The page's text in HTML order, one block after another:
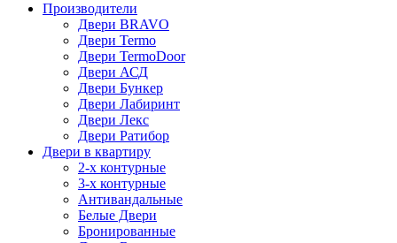
Производители
Двери BRAVO
Двери Termo
Двери TermoDoor
Двери АСД
Двери Бункер
Двери Лабиринт
Двери Лекс
Двери Ратибор
Двери в квартиру
2-х контурные
3-х контурные
Антивандальные
Белые Двери
Бронированные